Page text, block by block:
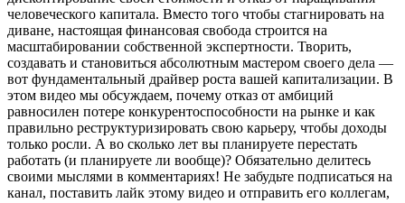
человеческого капитала. Вместо того чтобы стагнировать на
диване, настоящая финансовая свобода строится на
масштабировании собственной экспертности. Творить,
создавать и становиться абсолютным мастером своего дела —
вот фундаментальный драйвер роста вашей капитализации. В
этом видео мы обсуждаем, почему отказ от амбиций
равносилен потере конкурентоспособности на рынке и как
правильно реструктуризировать свою карьеру, чтобы доходы
только росли. А во сколько лет вы планируете перестать
работать (и планируете ли вообще)? Обязательно делитесь
своими мыслями в комментариях! Не забудьте подписаться на
канал, поставить лайк этому видео и отправить его коллегам,